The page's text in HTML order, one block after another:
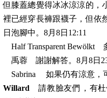
但膝蓋總覺得冰冰涼涼的，
裡已經穿長褲跟襪子，但依
日泡腳中。8月8日12:11
Half Transparent Bewölkt
禹蓉 謝謝解答。8月8日
Sabrina 如果仍有涼意，
Willard 請教臉友們，有杜